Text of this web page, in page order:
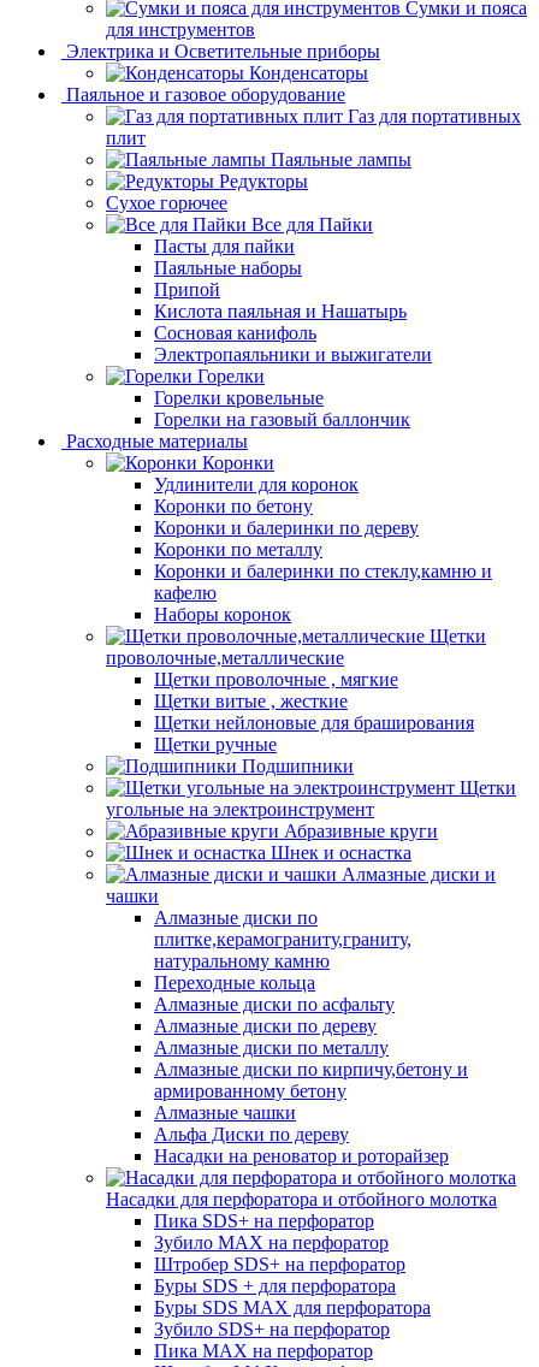
Сумки и пояса
для инструментов
Электрика и Осветительные приборы
Конденсаторы
Паяльное и газовое оборудование
Газ для портативных
плит
Паяльные лампы
Редукторы
Сухое горючее
Все для Пайки
Пасты для пайки
Паяльные наборы
Припой
Кислота паяльная и Нашатырь
Сосновая канифоль
Электропаяльники и выжигатели
Горелки
Горелки кровельные
Горелки на газовый баллончик
Расходные материалы
Коронки
Удлинители для коронок
Коронки по бетону
Коронки и балеринки по дереву
Коронки по металлу
Коронки и балеринки по стеклу,камню и
кафелю
Наборы коронок
Щетки
проволочные,металлические
Щетки проволочные , мягкие
Щетки витые , жесткие
Щетки нейлоновые для браширования
Щетки ручные
Подшипники
Щетки
угольные на электроинструмент
Абразивные круги
Шнек и оснастка
Алмазные диски и
чашки
Алмазные диски по
плитке,керамограниту,граниту,
натуральному камню
Переходные кольца
Алмазные диски по асфальту
Алмазные диски по дереву
Алмазные диски по металлу
Алмазные диски по кирпичу,бетону и
армированному бетону
Алмазные чашки
Альфа Диски по дереву
Насадки на реноватор и роторайзер
Насадки для перфоратора и отбойного молотка
Пика SDS+ на перфоратор
Зубило MAX на перфоратор
Штробер SDS+ на перфоратор
Буры SDS + для перфоратора
Буры SDS MAX для перфоратора
Зубило SDS+ на перфоратор
Пика MAX на перфоратор